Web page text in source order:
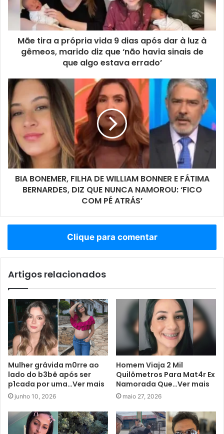
Mãe tira a própria vida 9 dias após dar à luz à
gêmeos, marido diz que ‘não havia sinais de
que algo estava errado’
BIA BONEMER, FILHA DE WILLIAM BONNER E FÁTIMA
BERNARDES, DIZ QUE NUNCA NAMOROU: ‘FICO
COM PÉ ATRÁS’
Clique para comentar
Artigos relacionados
Mulher grávida m0rre ao
lado do b3bê após ser
p1cada por uma…Ver mais
junho 10, 2026
Homem Viaja 2 Mil
Quilômetros Para Mat4r Ex
Namorada Que…Ver mais
maio 27, 2026